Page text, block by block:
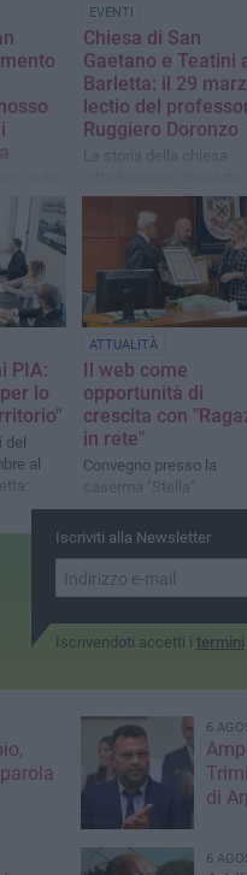
EVENTI
Chiesa di San
Gaetano e Teatini
Barletta: il 29
lectio del
Ruggiero Doronzo
La storia della chiesa
monumento nazionale
PIA:
lo
del
al
ATTUALITÀ
Il web come
opportunità di
crescita con
in rete"
Convegno presso la
caserma "Stella"
Iscriviti alla Newsletter
Iscrivendoti accetti i termini
6
di
6